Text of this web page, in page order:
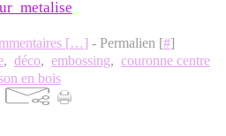
[…] - Permalien [#]
, déco, embossing, couronne centre
en bois